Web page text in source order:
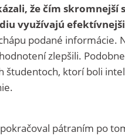
že čím
využívajú
podané informácie.
zlepšili.
študentoch, ktorí boli
pátraním po